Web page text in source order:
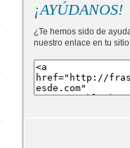
¡AYÚDANOS!
¿Te hemos sido de
nuestro enlace en tu